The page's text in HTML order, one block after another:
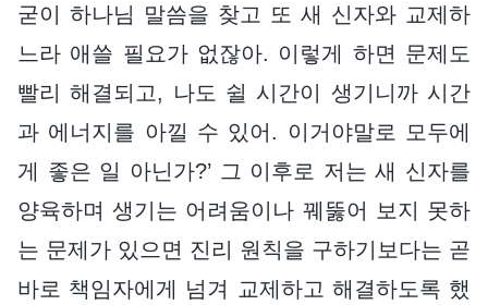
굳이 하나님 말씀을 찾고 또 새 신자와 교제하
느라 애쓸 필요가 없잖아. 이렇게 하면 문제도
빨리 해결되고, 나도 쉴 시간이 생기니까 시간
과 에너지를 아낄 수 있어. 이거야말로 모두에
게 좋은 일 아닌가?’ 그 이후로 저는 새 신자를
양육하며 생기는 어려움이나 꿰뚫어 보지 못하
는 문제가 있으면 진리 원칙을 구하기보다는 곧
바로 책임자에게 넘겨 교제하고 해결하도록 했